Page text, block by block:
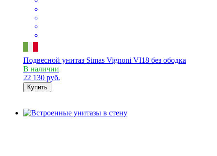
Подвесной унитаз Simas Vignoni VI18 без ободка
В наличии
22 130 руб.
Купить